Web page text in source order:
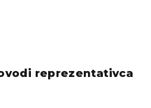
reprezentativca